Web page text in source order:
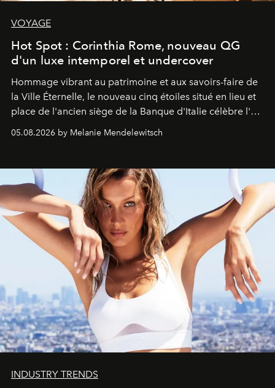
VOYAGE
Hot Spot : Corinthia Rome, nouveau QG
d'un luxe intemporel et undercover
Hommage vibrant au patrimoine et aux savoirs-faire de
la Ville Éternelle, le nouveau cinq étoiles situé en lieu et
place de l'ancien siège de la Banque d'Italie célèbre l'art
de vivre Romain dans toute son élégance intemporelle.
05.08.2026 by Melanie Mendelewitsch
INDUSTRY TRENDS